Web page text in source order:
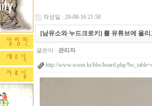
작성일 : 20-08-16 21:58
[남유소와 누드크로키] 를 유튜브에 올
글쓴이 : 관리자
http://www.wzon.kr/bbs/